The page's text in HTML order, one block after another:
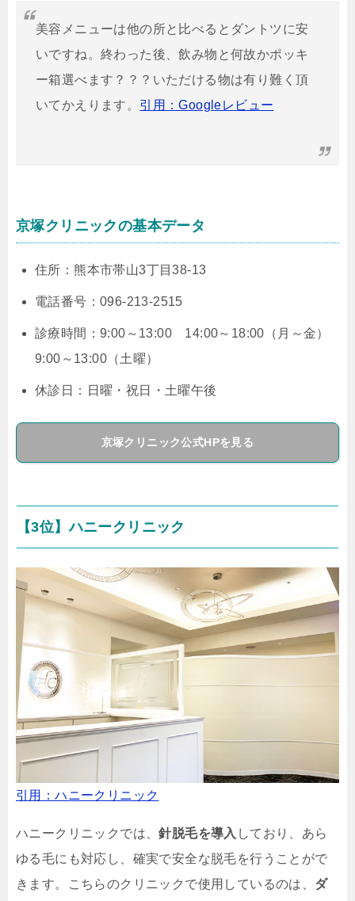
美容メニューは他の所と比べるとダントツに安
いですね。終わった後、飲み物と何故かポッキ
ー箱選べます？？？いただける物は有り難く頂
いてかえります。 引用：Googleレビュー
京塚クリニックの基本データ
住所：熊本市帯山3丁目38-13
電話番号：096-213-2515
診療時間：9:00～13:00 14:00～18:00（月～金）
9:00～13:00（土曜）
休診日：日曜・祝日・土曜午後
京塚クリニック公式HPを見る
【3位】ハニークリニック
引用：ハニークリニック
ハニークリニックでは、針脱毛を導入 しており、あら
ゆる毛にも対応し、確実で安全な脱毛を行うことがで
きます。こちらのクリニックで使用しているのは、 ダ